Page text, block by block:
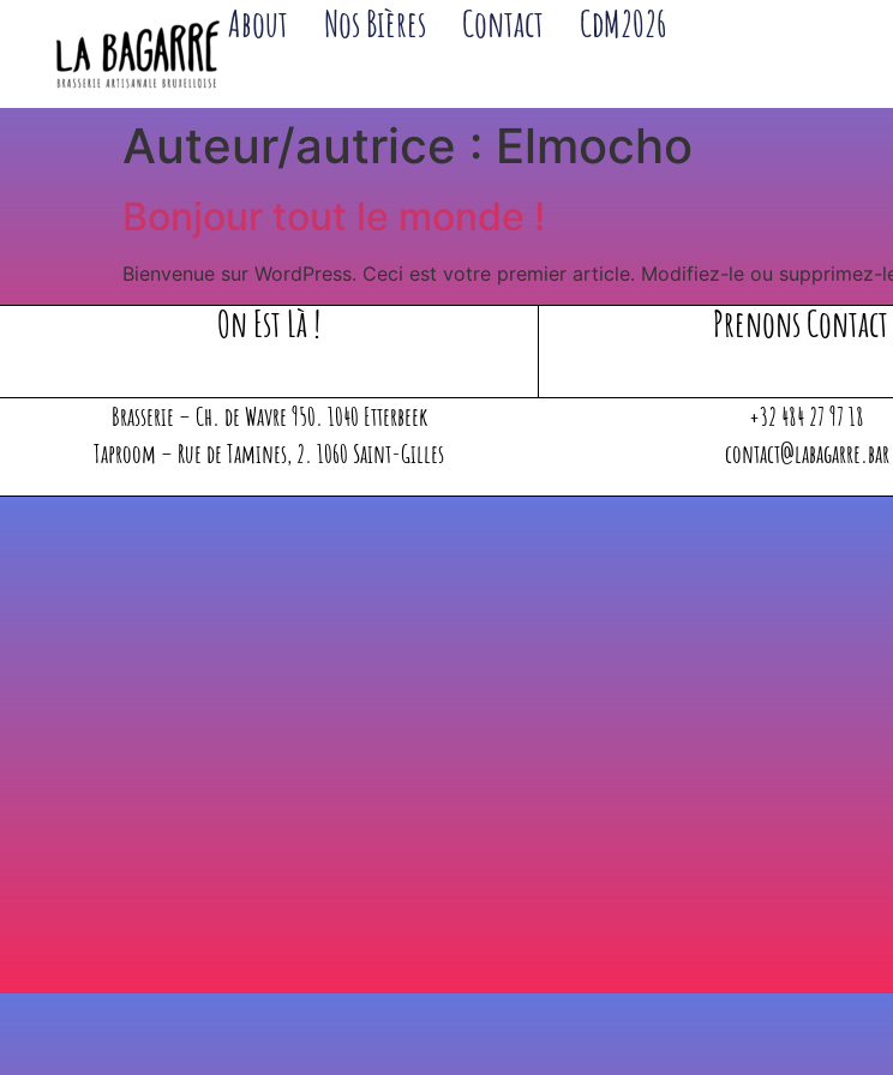
About Nos Bières Contact CdM2026
Auteur/autrice : Elmocho
Bonjour tout le monde !
Bienvenue sur WordPress. Ceci est votre premier article. Modifiez-le ou supprimez-
On Est Là !
Brasserie – Ch. de Wavre 950. 1040 Etterbeek
Taproom – Rue de Tamines, 2. 1060 Saint-Gilles
Prenons
‭+32 484 27 97 18
contact@labagarre.bar